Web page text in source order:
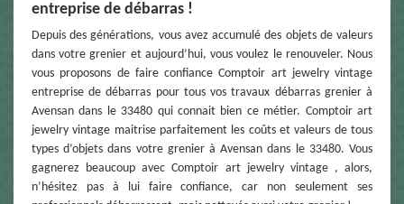
entreprise de débarras !
Depuis des générations, vous avez accumulé des objets de valeurs
dans votre grenier et aujourd’hui, vous voulez le renouveler. Nous
vous proposons de faire confiance Comptoir art jewelry vintage
entreprise de débarras pour tous vos travaux débarras grenier à
Avensan dans le 33480 qui connait bien ce métier. Comptoir art
jewelry vintage maitrise parfaitement les coûts et valeurs de tous
types d’objets dans votre grenier à Avensan dans le 33480. Vous
gagnerez beaucoup avec Comptoir art jewelry vintage , alors,
n’hésitez pas à lui faire confiance, car non seulement ses